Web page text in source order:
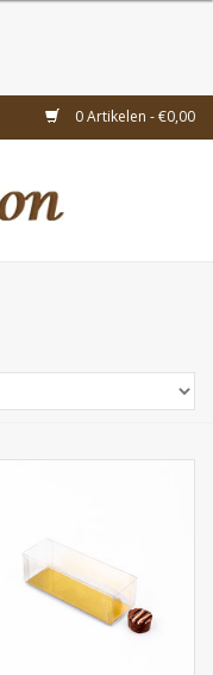
0 Artikelen - €0,00